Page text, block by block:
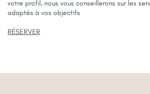
votre profil, nous vous conseillerons sur les
adaptés à vos objectifs
RÉSERVER